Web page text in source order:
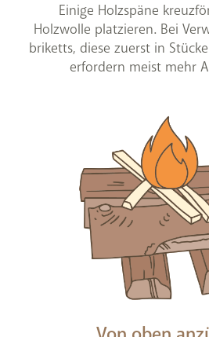
Einige Holzspäne
Holzwolle platzieren. Bei
briketts, diese zuerst in
erfordern meist mehr